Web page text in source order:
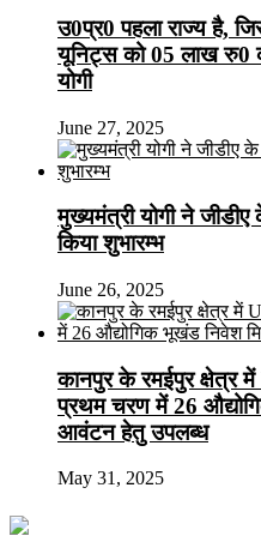
उ0प्र0 पहला राज्य है,
यूनिट्स को 05 लाख रु0
योगी
June 27, 2025
मुख्यमंत्री योगी ने जीडीए
किया शुभारम्भ
June 26, 2025
कानपुर के रमईपुर क्षेत्र में
प्रथम चरण में 26
आवंटन हेतु उपलब्ध
May 31, 2025